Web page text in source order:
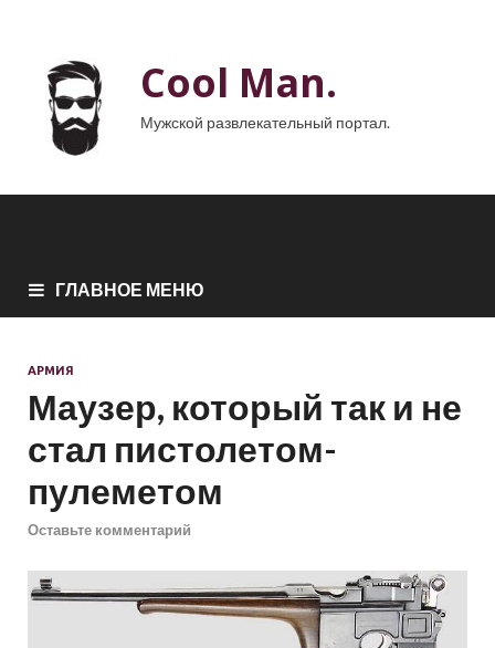
Cool Man.
Мужской развлекательный портал.
ГЛАВНОЕ МЕНЮ
АРМИЯ
Маузер, который так и не
стал пистолетом-
пулеметом
Оставьте комментарий